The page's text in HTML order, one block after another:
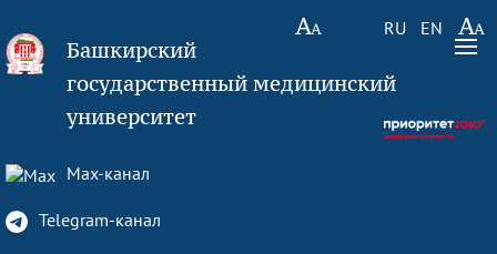
RU EN
Башкирский
государственный медицинский
университет
Max-канал
Telegram-канал